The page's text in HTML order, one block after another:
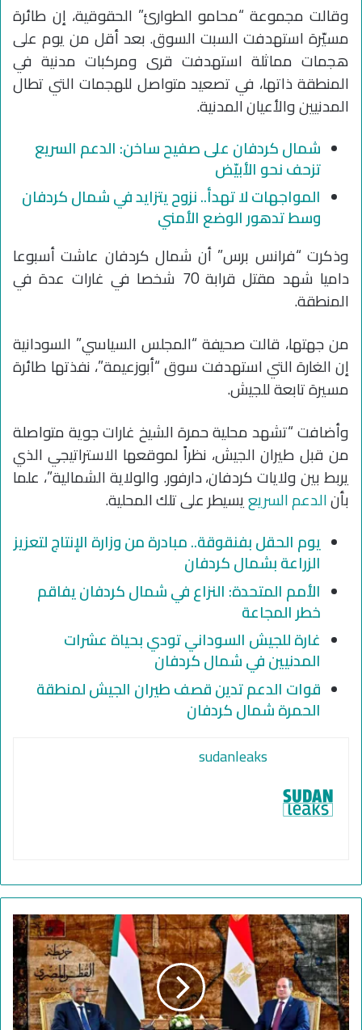
وقالت مجموعة “محامو الطوارئ” الحقوقية، إن طائرة
مسيّرة استهدفت السبت السوق. بعد أقل من يوم على
هجمات مماثلة استهدفت قرى ومركبات مدنية في
المنطقة ذاتها، في تصعيد متواصل للهجمات التي تطال
المدنيين والأعيان المدنية.
شمال كردفان على صفيح ساخن: الدعم السريع
تزحف نحو الأبيّض
المواجهات لا تهدأ.. نزوح يتزايد في شمال كردفان
وسط تدهور الوضع الأمني
وذكرت “فرانس برس” أن شمال كردفان عاشت أسبوعا
داميا شهد مقتل قرابة 70 شخصا في غارات عدة في
المنطقة.
من جهتها، قالت صحيفة “المجلس السياسي” السودانية
إن الغارة التي استهدفت سوق “أبوزعيمة”، نفذتها طائرة
مسيرة تابعة للجيش.
وأضافت “تشهد محلية حمرة الشيخ غارات جوية متواصلة
من قبل طيران الجيش، نظراً لموقعها الاستراتيجي الذي
يربط بين ولايات كردفان، دارفور. والولاية الشمالية”، علما
بأنالدعم السريعيسيطر على تلك المحلية.
يوم الحقل بفنقوقة.. مبادرة من وزارة الإنتاج لتعزيز
الزراعة بشمال كردفان
الأمم المتحدة: النزاع في شمال كردفان يفاقم
خطر المجاعة
غارة للجيش السوداني تودي بحياة عشرات
المدنيين في شمال كردفان
قوات الدعم تدين قصف طيران الجيش لمنطقة
الحمرة شمال كردفان
sudanleaks
ا
ل
د
و
ر
ا
ل